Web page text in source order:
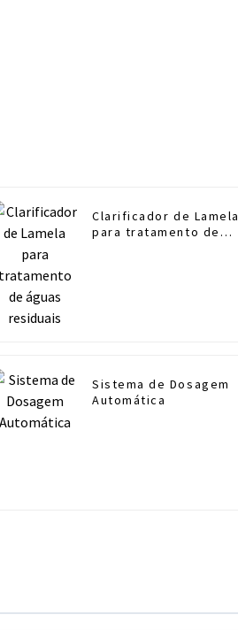
Clarificador de Lamela
para tratamento de
Sistema de Dosagem
Automática